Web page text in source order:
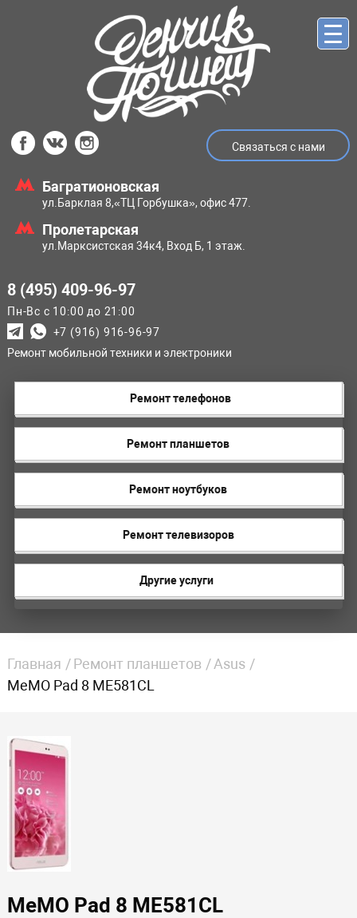
Связаться с нами
Багратионовская
ул.Барклая 8,«ТЦ Горбушка», офис 477.
Пролетарская
ул.Марксистская 34к4, Вход Б, 1 этаж.
8 (495) 409-96-97
Пн-Вс с 10:00 до 21:00
+7 (916) 916-96-97
Ремонт мобильной техники и электроники
Ремонт телефонов
Ремонт планшетов
Ремонт ноутбуков
Ремонт телевизоров
Другие услуги
Главная Ремонт планшетов
Asus
MeMO Pad 8 ME581CL
MeMO Pad 8 ME581CL